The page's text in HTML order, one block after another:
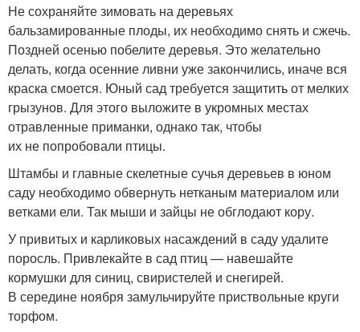
Не сохраняйте зимовать на деревьях
бальзамированные плоды, их необходимо снять и сжечь.
Поздней осенью побелите деревья. Это желательно
делать, когда осенние ливни уже закончились, иначе вся
краска смоется. Юный сад требуется защитить от мелких
грызунов. Для этого выложите в укромных местах
отравленные приманки, однако так, чтобы
их не попробовали птицы.
Штамбы и главные скелетные сучья деревьев в юном
саду необходимо обвернуть нетканым материалом или
ветками ели. Так мыши и зайцы не обглодают кору.
У привитых и карликовых насаждений в саду удалите
поросль. Привлекайте в сад птиц — навешайте
кормушки для синиц, свиристелей и снегирей.
В середине ноября замульчируйте приствольные круги
торфом.